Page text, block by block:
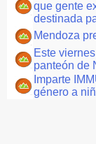
que gente
destinada
Mendoza
Este
panteón de
Imparte
género a